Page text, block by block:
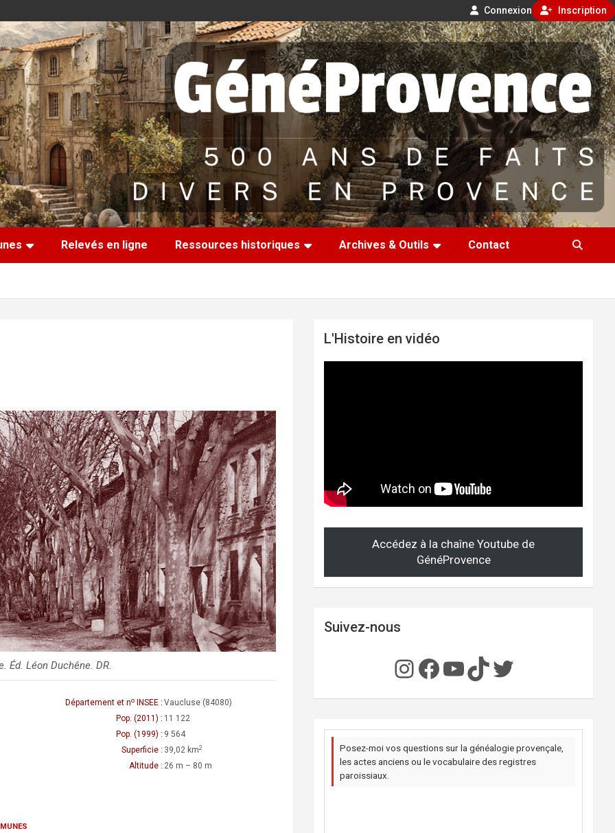
Connexion Inscription
Relevés en ligne Ressources historiques Archives & Outils Contact
Éd. Léon Duchêne. DR.
Département et no INSEE : Vaucluse (84080)
Pop. (2011) : 11 122
Pop. (1999) : 9 564
Superficie : 39,02 km2
Altitude : 26 m – 80 m
L'Histoire en vidéo
Accédez à la chaîne Youtube de
GénéProvence
Suivez-nous
Instagram
Facebook
YouTube
TikTok
Twitter
Posez-moi vos questions sur la généalogie provençale,
les actes anciens ou le vocabulaire des registres
paroissiaux.